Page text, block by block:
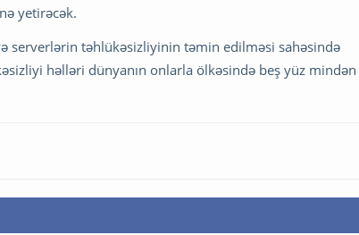
yetirəcək.
serverlərin təhlükəsizliyinin təmin edilməsi sahəsində
həlləri dünyanın onlarla ölkəsində beş yüz mindən